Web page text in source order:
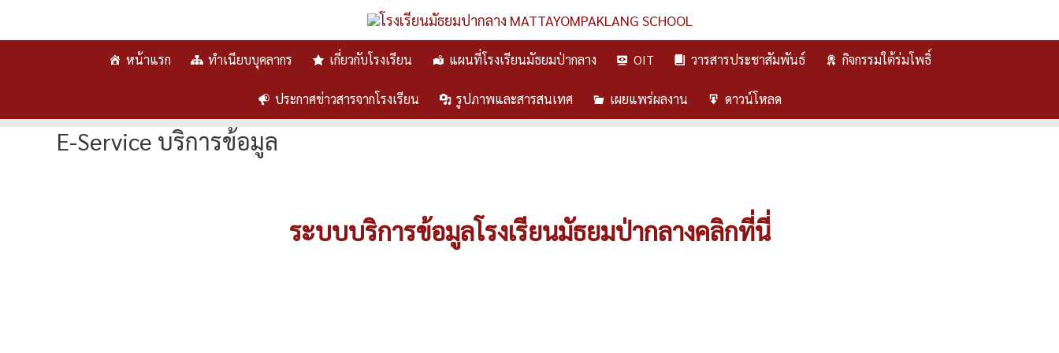
หน้าแรก ทำเนียบบุคลากร เกี่ยวกับโรงเรียน แผนที่โรงเรียนมัธยมป่ากลาง OIT วารสารประชาสัมพันธ์ กิจกรรมใต้ร่มโพธิ์
ประกาศข่าวสารจากโรงเรียน รูปภาพและสารสนเทศ เผยแพร่ผลงาน ดาวน์โหลด
E-Service บริการข้อมูล
ระบบบริการข้อมูลโรงเรียนมัธยมป่ากลางคลิกที่นี่